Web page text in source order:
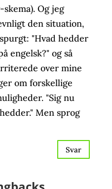
Og jeg
den situation,
"Hvad hedder
engelsk?" og så
over mine
om forskellige
"Sig nu
Men sprog
Svar